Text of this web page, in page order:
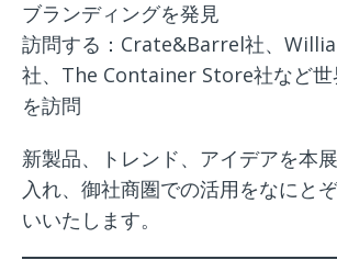
ブランディングを発見
訪問する：Crate&Barrel社、
社、The Container Store社など世
を訪問
新製品、トレンド、アイデアを本
入れ、御社商圏での活用をなにと
いいたします。